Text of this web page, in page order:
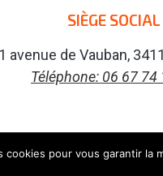
SIÈGE SOCIAL
avenue de Vauban,
Téléphone: 06 67 74
cookies pour vous garantir